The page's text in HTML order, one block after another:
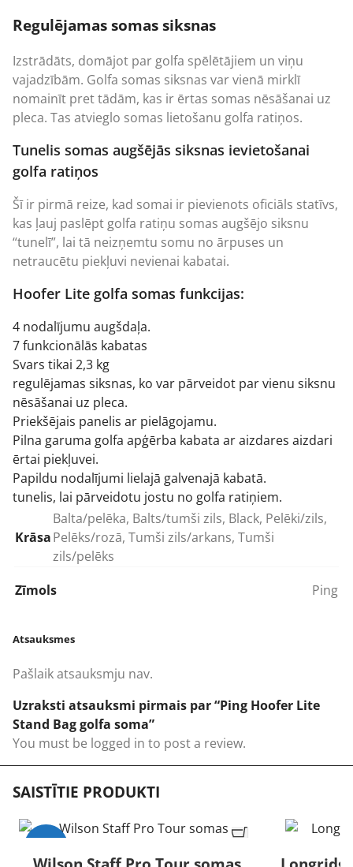
Regulējamas somas siksnas
Izstrādāts, domājot par golfa spēlētājiem un viņu
vajadzībām. Golfa somas siksnas var vienā mirklī
nomainīt pret tādām, kas ir ērtas somas nēsāšanai uz
pleca. Tas atvieglo somas lietošanu golfa ratiņos.
Tunelis somas augšējās siksnas ievietošanai
golfa ratiņos
Šī ir pirmā reize, kad somai ir pievienots oficiāls statīvs,
kas ļauj paslēpt golfa ratiņu somas augšējo siksnu
“tunelī”, lai tā neizņemtu somu no ārpuses un
netraucētu piekļuvi nevienai kabatai.
Hoofer Lite golfa somas funkcijas:
4 nodalījumu augšdaļa.
7 funkcionālās kabatas
Svars tikai 2,3 kg
regulējamas siksnas, ko var pārveidot par vienu siksnu
nēsāšanai uz pleca.
Priekšējais panelis ar pielāgojamu.
Pilna garuma golfa apģērba kabata ar aizdares aizdari
ērtai piekļuvei.
Papildu nodalījumi lielajā galvenajā kabatā.
tunelis, lai pārveidotu jostu no golfa ratiņiem.
Krāsa
Balta/pelēka, Balts/tumši zils, Black, Pelēki/zils,
Pelēks/rozā, Tumši zils/arkans, Tumši
zils/pelēks
Zīmols
Ping
Atsauksmes
Pašlaik atsauksmju nav.
Uzraksti atsauksmi pirmais par “Ping Hoofer Lite
Stand Bag golfa soma”
You must be logged in to post a review.
SAISTĪTIE PRODUKTI